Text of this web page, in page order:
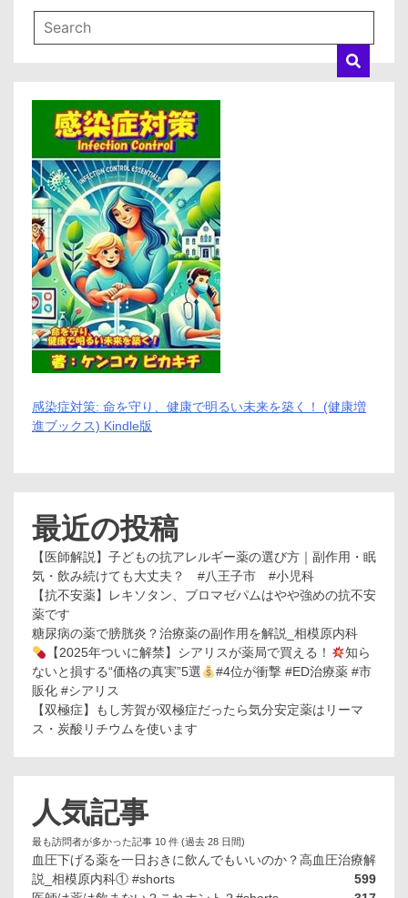
感染症対策: 命を守り、健康で明るい未来を築く！ (健康増
進ブックス) Kindle版
最近の投稿
【医師解説】子どもの抗アレルギー薬の選び方｜副作用・眠
気・飲み続けても大丈夫？ #八王子市 #小児科
【抗不安薬】レキソタン、ブロマゼパムはやや強めの抗不安
薬です
糖尿病の薬で膀胱炎？治療薬の副作用を解説_相模原内科
【2025年ついに解禁】シアリスが薬局で買える！
知ら
ないと損する“価格の真実”5選
#4位が衝撃 #ED治療薬 #市
販化 #シアリス
【双極症】もし芳賀が双極症だったら気分安定薬はリーマ
ス・炭酸リチウムを使います
人気記事
最も訪問者が多かった記事 10 件 (過去 28 日間)
血圧下げる薬を一日おきに飲んでもいいのか？高血圧治療解
説_相模原内科① #shorts
599